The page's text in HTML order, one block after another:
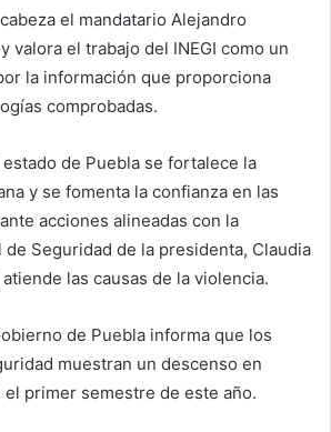
el mandatario Alejandro
valora el trabajo del INEGI como un
la información que proporciona
comprobadas.
de Puebla se fortalece la
y se fomenta la confianza en las
acciones alineadas con la
de Seguridad de la presidenta, Claudia
las causas de la violencia.
de Puebla informa que los
muestran un descenso en
primer semestre de este año.